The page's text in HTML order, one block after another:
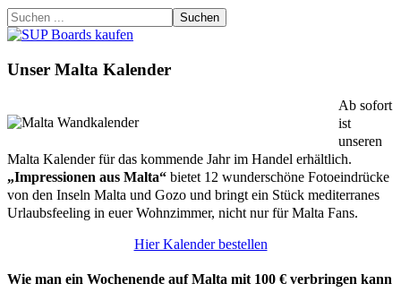
Suchen
Unser Malta Kalender
Ab sofort
ist
unseren
Malta Kalender für das kommende Jahr im Handel erhältlich.
„Impressionen aus Malta“ bietet 12 wunderschöne Fotoeindrücke
von den Inseln Malta und Gozo und bringt ein Stück mediterranes
Urlaubsfeeling in euer Wohnzimmer, nicht nur für Malta Fans.
Hier Kalender bestellen
Wie man ein Wochenende auf Malta mit 100 € verbringen kann